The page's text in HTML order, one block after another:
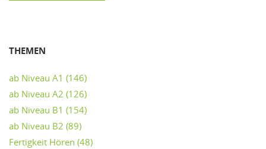
THEMEN
ab Niveau A1 (146)
ab Niveau A2 (126)
ab Niveau B1 (154)
ab Niveau B2 (89)
Fertigkeit Hören (48)